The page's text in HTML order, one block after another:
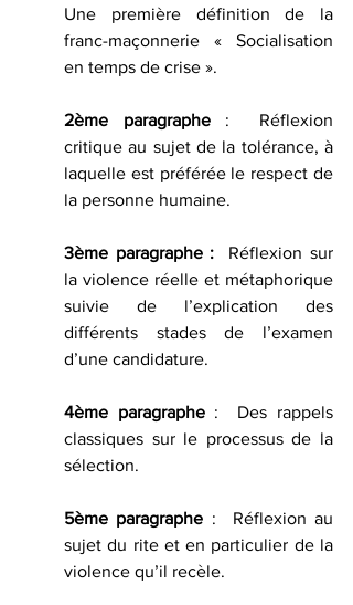
Une première définition de la
franc-maçonnerie « Socialisation
en temps de crise ».
2ème paragraphe :  Réflexion
critique au sujet de la tolérance, à
laquelle est préférée le respect de
la personne humaine.
3ème paragraphe :
  Réflexion sur
la violence réelle et métaphorique
suivie de l’explication des
différents stades de l’examen
d’une candidature.
4ème paragraphe :  Des rappels
classiques sur le processus de la
sélection.
5ème paragraphe :  Réflexion au
sujet du rite et en particulier de la
violence qu’il recèle.